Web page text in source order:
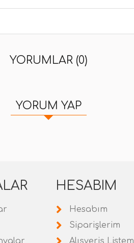
YORUMLAR (0)
YORUM YAP
HESABIM
Hesabım
Siparişlerim
Alışveriş Listem